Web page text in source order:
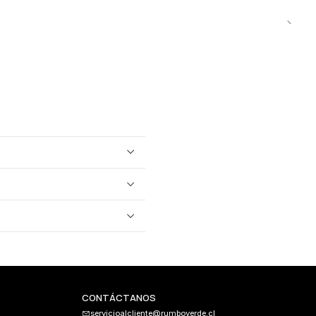
CONTÁCTANOS
servicioalcliente@rumboverde.cl